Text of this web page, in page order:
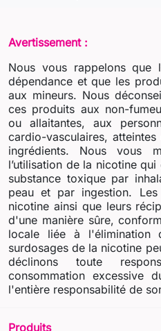
Avertissement :
Nous vous rappelons
dépendance et que les
aux mineurs. Nous
ces produits aux non-
ou allaitantes, aux
cardio-vasculaires, atteintes
ingrédients. Nous vous
l’utilisation de la nicotine
substance toxique par
peau et par ingestion.
nicotine ainsi que leurs
d'une manière sûre,
locale liée à l'élimination
surdosages de la nicotine
déclinons toute
consommation excessive
l'entière responsabilité de
Produits